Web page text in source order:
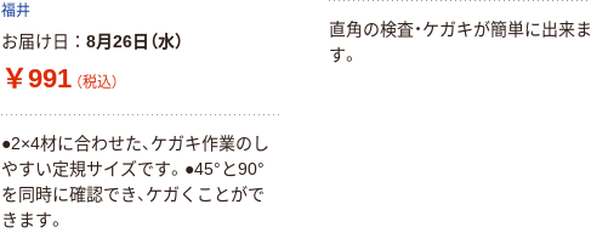
福井
お届け日 8月26日（水）
￥991 （税込）
●2×4材に合わせた、ケガキ作業のし
やすい定規サイズです。●45°と90°
を同時に確認でき、ケガくことがで
きます。
直角の検査・ケガキが簡単に出来ま
す。